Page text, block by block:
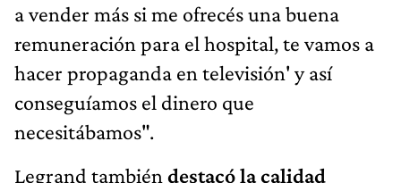
a vender más si me ofrecés una buena
remuneración para el hospital, te vamos a
hacer propaganda en televisión' y así
conseguíamos el dinero que
necesitábamos".
Legrand también destacó la calidad